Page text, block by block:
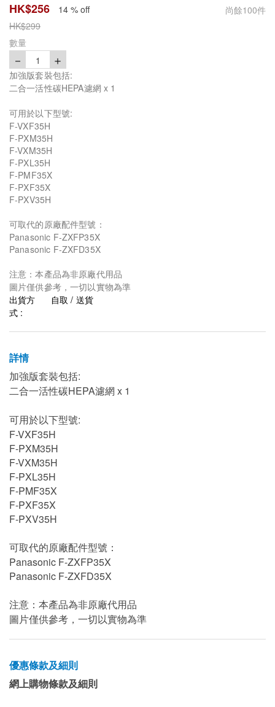
HK$256 14 % off 尚餘100件
HK$299
數量
－ 1 ＋
加強版套裝包括:
二合一活性碳HEPA濾網 x 1
可用於以下型號:
F-VXF35H
F-PXM35H
F-VXM35H
F-PXL35H
F-PMF35X
F-PXF35X
F-PXV35H
可取代的原廠配件型號：
Panasonic F-ZXFP35X
Panasonic F-ZXFD35X
注意：本產品為非原廠代用品
圖片僅供參考，一切以實物為準
出貨方
式 :
自取 / 送貨
詳情
加強版套裝包括:
二合一活性碳HEPA濾網 x 1
可用於以下型號:
F-VXF35H
F-PXM35H
F-VXM35H
F-PXL35H
F-PMF35X
F-PXF35X
F-PXV35H
可取代的原廠配件型號：
Panasonic F-ZXFP35X
Panasonic F-ZXFD35X
注意：本產品為非原廠代用品
圖片僅供參考，一切以實物為準
優惠條款及細則
網上購物條款及細則